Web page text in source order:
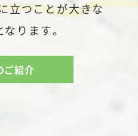
立つことが​大きな​
ります。
ご紹介